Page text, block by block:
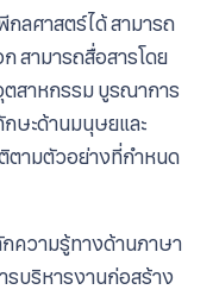
ลศาสตร์ได้ สามารถ
สามารถสื่อสารโดย
สาหกรรม บูรณาการ
ษะด้านมนุษยและ
ตามตัวอย่างที่กำหนด
ความรู้ทางด้านภาษา
บริหารงานก่อสร้าง